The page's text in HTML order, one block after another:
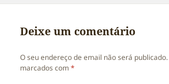
Deixe um comentário
O seu endereço de email não será publicado.
marcados com*